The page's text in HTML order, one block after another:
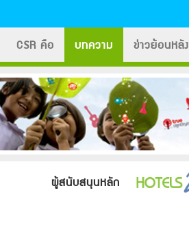
CSR คือ บทความ ข่าวย้อนหลัง
ผู้สนับสนุนหลัก